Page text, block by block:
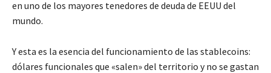
en uno de los mayores tenedores de deuda de EEUU del
mundo.
Y esta es la esencia del funcionamiento de las stablecoins:
dólares funcionales que «salen» del territorio y no se gastan